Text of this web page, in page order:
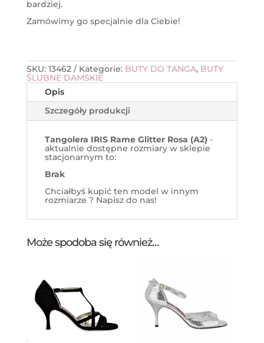
bardziej.
Zamówimy go specjalnie dla Ciebie!
SKU: 13462 Kategorie: BUTY DO TANGA, BUTY
ŚLUBNE DAMSKIE
Opis
Szczegóły produkcji
Tangolera IRIS Rame Glitter Rosa (A2) -
aktualnie dostępne rozmiary w sklepie
stacjonarnym to:
Brak
Chciałbyś kupić ten model w innym
rozmiarze ? Napisz do nas!
Może spodoba się również…